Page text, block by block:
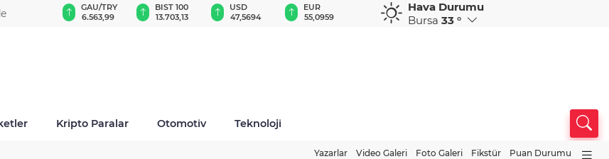
BIST 100
13.703,13
USD
47,5694
EUR
55,0959
GBP
64,2210
CHF
58,9888
CAD
33,9617
Hava Durumu
Bursa 33 °
Kripto Paralar Otomotiv Teknoloji
Yazarlar Video Galeri Foto Galeri Fikstür Puan Durumu